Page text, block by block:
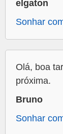
elgaton
Sonhar
Olá, boa
próxima.
Bruno
Sonhar